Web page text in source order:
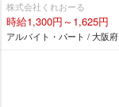
株式会社くれおーる
時給1,300円～1,625円
アルバイト・パート / 大阪府